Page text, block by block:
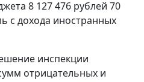
8 127 476 рублей 70
с дохода иностранных
инспекции
отрицательных и